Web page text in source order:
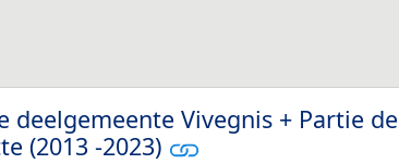
deelgemeente Vivegnis + Partie de
(2013 -2023)